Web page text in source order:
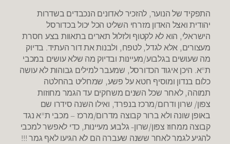
התפקיד של הנוער, להזכיר לאדונים הנכבדים בשדרות
יהודית ואצל האדון מזרחי השליט הכל יכול בכדורסל
הישראלי, הוא לא לקטוף ולזלול תארים בתאוות בצע חסרת
מעצורים, אלא לגדל, לטפח, ולבנות את דור העתיד. בדיוק
מה שעושים בגלבוע/מעיינות ובדיוק מה שלא עושים במכבי
ת"א. היכן איגוד הכדורסל, שמעבר למילים גבוהות לא עושה
כלום בנדון ומוסיף חטא על פשע, שמחליט בהחלטה
תמוהה, לאחר שכל השנים משחקים עד הגמר מחוזות
צפון/ שרון ודרום/מרכז בנפרד, ואילו השנה סידרו שם
באופן שונה ולא ברור קבוצה מדרום/מרכז – מכבי ת"א נגד
קבוצה ממחוז צפון/שרון- גלבוע מעיינות, כדי לאפשר למכבי
להגיע לגמר לאחר ששנה שעברה הם לא הגיעו לאף גמר !!!